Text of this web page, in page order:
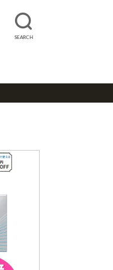
SEARCH